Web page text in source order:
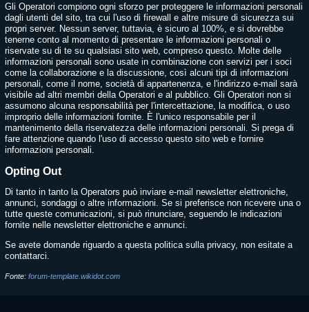
Gli Operatori compiono ogni sforzo per proteggere le informazioni personali
dagli utenti del sito, tra cui l'uso di firewall e altre misure di sicurezza sui
propri server. Nessun server, tuttavia, è sicuro al 100%, e si dovrebbe
tenerne conto al momento di presentare le informazioni personali o
riservate su di te su qualsiasi sito web, compreso questo. Molte delle
informazioni personali sono usate in combinazione con servizi per i soci
come la collaborazione e la discussione, così alcuni tipi di informazioni
personali, come il nome, società di appartenenza, e l'indirizzo e-mail sarà
visibile ad altri membri della Operatori e al pubblico. Gli Operatori non si
assumono alcuna responsabilità per l'intercettazione, la modifica, o uso
improprio delle informazioni fornite. È l'unico responsabile per il
mantenimento della riservatezza delle informazioni personali. Si prega di
fare attenzione quando l'uso di accesso questo sito web e fornire
informazioni personali.
Opting Out
Di tanto in tanto la Operators può inviare e-mail newsletter elettroniche,
annunci, sondaggi o altre informazioni. Se si preferisce non ricevere una o
tutte queste comunicazioni, si può rinunciare, seguendo le indicazioni
fornite nelle newsletter elettroniche e annunci.
Se avete domande riguardo a questa politica sulla privacy, non esitate a
contattarci.
Fonte: forum-template.wikidot.com